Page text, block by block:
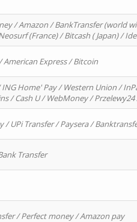
/ Amazon / BankTransfer (world
(France) / Bitcash ( Japan) /
Express / Bitcoin
Home' Pay / Western Union /
/ Cash U / WebMoney /
/ UPi Transfer / Paysera /
Transfer
/ Perfect money / Amazon pay